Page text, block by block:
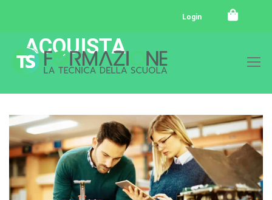
Login
ACQUISTA